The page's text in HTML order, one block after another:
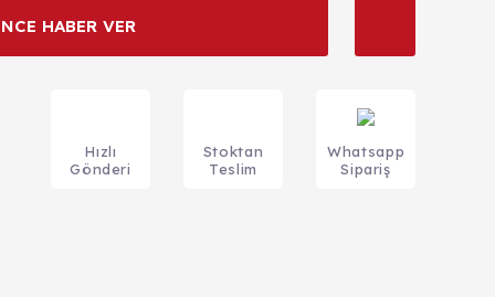
HABER VER
Hızlı
Gönderi
Stoktan
Teslim
Whatsapp
Sipariş